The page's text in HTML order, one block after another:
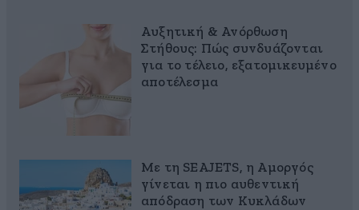
Αυξητική & Ανόρθωση
Στήθους: Πώς συνδυάζονται
για το τέλειο, εξατομικευμένο
αποτέλεσμα
Με τη SEAJETS, η Αμοργός
γίνεται η πιο αυθεντική
απόδραση των Κυκλάδων